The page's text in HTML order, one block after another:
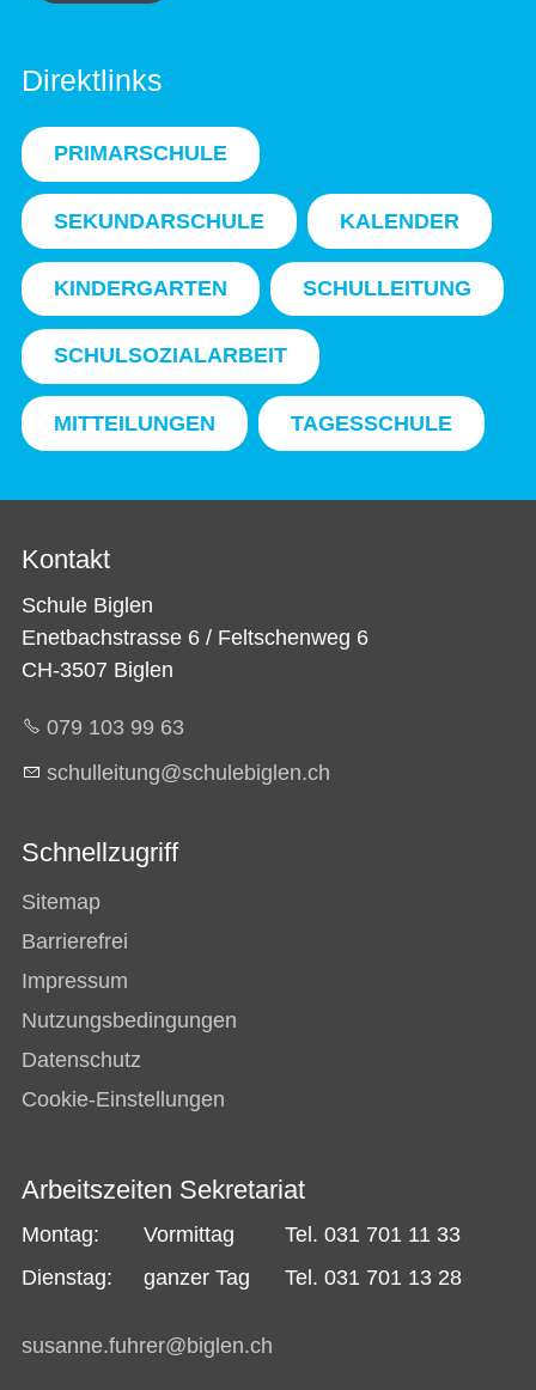
Direktlinks
PRIMARSCHULE
SEKUNDARSCHULE KALENDER
KINDERGARTEN SCHULLEITUNG
SCHULSOZIALARBEIT
MITTEILUNGEN TAGESSCHULE
Kontakt
Schule Biglen
Enetbachstrasse 6 / Feltschenweg 6
CH-3507 Biglen
079 103 99 63
sch ll t ng sch l b gl n ch
Schnellzugriff
Sitemap
Barrierefrei
Impressum
Nutzungsbedingungen
Datenschutz
Cookie-Einstellungen
Arbeitszeiten Sekretariat
Montag: Vormittag
Tel. 031 701 11 33
Dienstag:
ganzer Tag Tel. 031 701 13 28
s s nn f hr r b gl n ch